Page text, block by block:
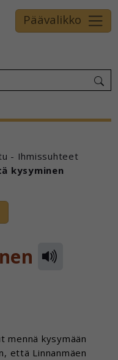
Päävalikko
- Ihmissuhteet
kysyminen
mennä kysymään
että Linnanmäen